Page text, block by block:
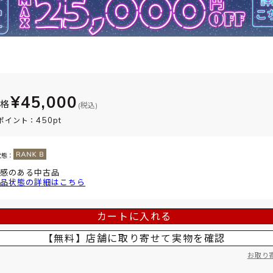
¥45,000 (税込)
イント：450pt
：
のある中古品
状態の詳細はこちら
カートに入れる
【無料】店舗に取り寄せて 実物を確認
お取り